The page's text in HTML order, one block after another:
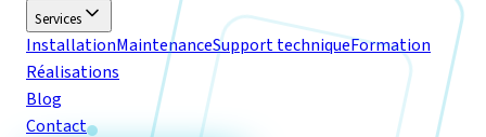
Services
InstallationMaintenanceSupport techniqueFormation
Réalisations
Blog
Contact